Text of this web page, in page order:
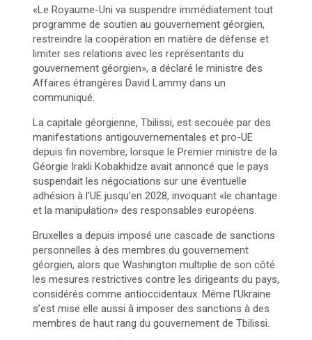
«Le Royaume-Uni va suspendre immédiatement tout
programme de soutien au gouvernement géorgien,
restreindre la coopération en matière de défense et
limiter ses relations avec les représentants du
gouvernement géorgien», a déclaré le ministre des
Affaires étrangères David Lammy dans un
communiqué.
La capitale géorgienne, Tbilissi, est secouée par des
manifestations antigouvernementales et pro-UE
depuis fin novembre, lorsque le Premier ministre de la
Géorgie Irakli Kobakhidze avait annoncé que le pays
suspendait les négociations sur une éventuelle
adhésion à l’UE jusqu’en 2028, invoquant «le chantage
et la manipulation» des responsables européens.
Bruxelles a depuis imposé une cascade de sanctions
personnelles à des membres du gouvernement
géorgien, alors que Washington multiplie de son côté
les mesures restrictives contre les dirigeants du pays,
considérés comme antioccidentaux. Même l’Ukraine
s’est mise elle aussi à imposer des sanctions à des
membres de haut rang du gouvernement de Tbilissi.